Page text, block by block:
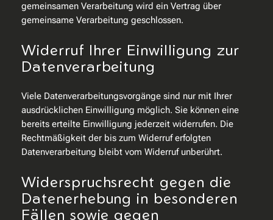
gemeinsamen Verarbeitung wird ein Vertrag über
gemeinsame Verarbeitung geschlossen.
Widerruf Ihrer Einwilligung zur
Datenverarbeitung
Viele Datenverarbeitungsvorgänge sind nur mit Ihrer
ausdrücklichen Einwilligung möglich. Sie können eine
bereits erteilte Einwilligung jederzeit widerrufen. Die
Rechtmäßigkeit der bis zum Widerruf erfolgten
Datenverarbeitung bleibt vom Widerruf unberührt.
Widerspruchsrecht gegen die
Datenerhebung in besonderen
Fällen sowie gegen